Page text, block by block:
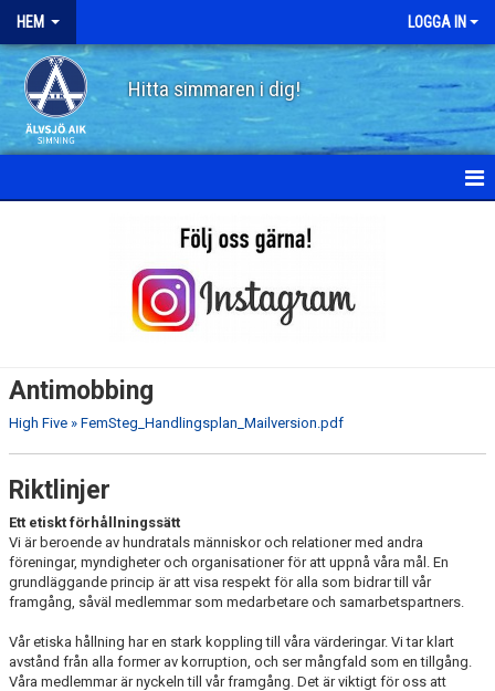
HEM LOGGA IN
Hitta simmaren i dig!
OM ÄLVSJÖ AIK SIMNING
POLICY
ANTIMOBBING
GDPR
ARKIV
JOBBA HOS OSS
Antimobbing
High Five » FemSteg_Handlingsplan_Mailversion.pdf
Riktlinjer
Ett etiskt förhållningssätt
Vi är beroende av hundratals människor och relationer med andra
föreningar, myndigheter och organisationer för att uppnå våra mål. En
grundläggande princip är att visa respekt för alla som bidrar till vår
framgång, såväl medlemmar som medarbetare och samarbetspartners.
Vår etiska hållning har en stark koppling till våra värderingar. Vi tar klart
avstånd från alla former av korruption, och ser mångfald som en tillgång.
Våra medlemmar är nyckeln till vår framgång. Det är viktigt för oss att